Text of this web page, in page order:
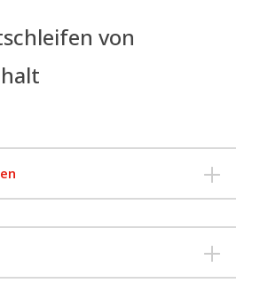
von